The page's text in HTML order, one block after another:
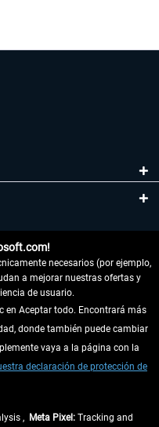
necesarios (por ejemplo,
a mejorar nuestras ofertas y
de usuario.
en Aceptar todo. Encontrará más
donde también puede cambiar
vaya a la página con la
declaración de protección de
, Meta Pixel: Tracking and